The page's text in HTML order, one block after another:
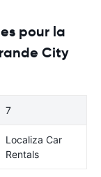
pour la
City
7
Localiza Car
Rentals